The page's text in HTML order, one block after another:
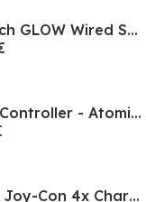
Rematch GLOW Wired Switch Controller - Link
Wired Controller - Atomic Black
Switch Joy-Con 4x Charging Shuttle